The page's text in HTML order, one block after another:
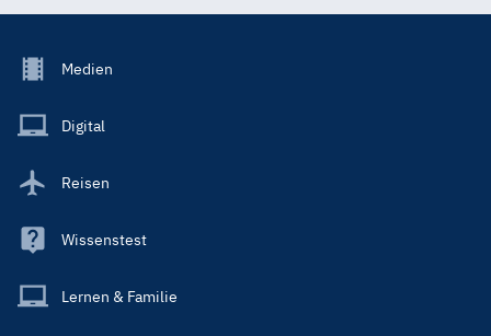
Footer
Main
Medien
Digital
Reisen
Wissenstest
Lernen & Familie